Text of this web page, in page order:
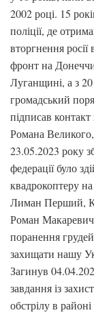
2002 році. 15
поліції, де
вторгнення
фронт на
Луганщині, а з
громадський
підписав
Романа
23.05.2023 року
федерації було
квадрокоптеру
Лиман Перший,
Роман Макаревич
поранення
захищати нашу
Загинув
завдання із
обстрілу в